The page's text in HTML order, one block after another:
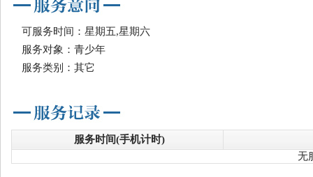
可服务时间：星期五,星期六
服务对象：青少年
服务类别：其它